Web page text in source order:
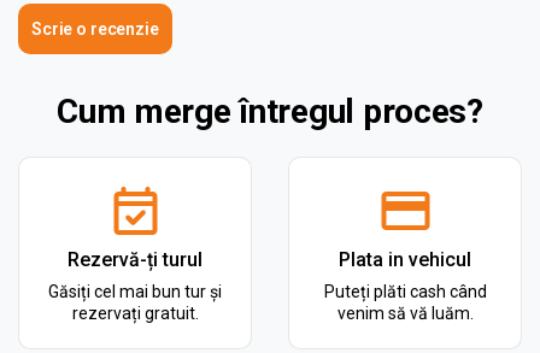
Scrie o recenzie
Cum merge întregul proces?
Rezervă-ți turul
Găsiți cel mai bun tur și
rezervați gratuit.
Plata in vehicul
Puteți plăti cash când
venim să vă luăm.